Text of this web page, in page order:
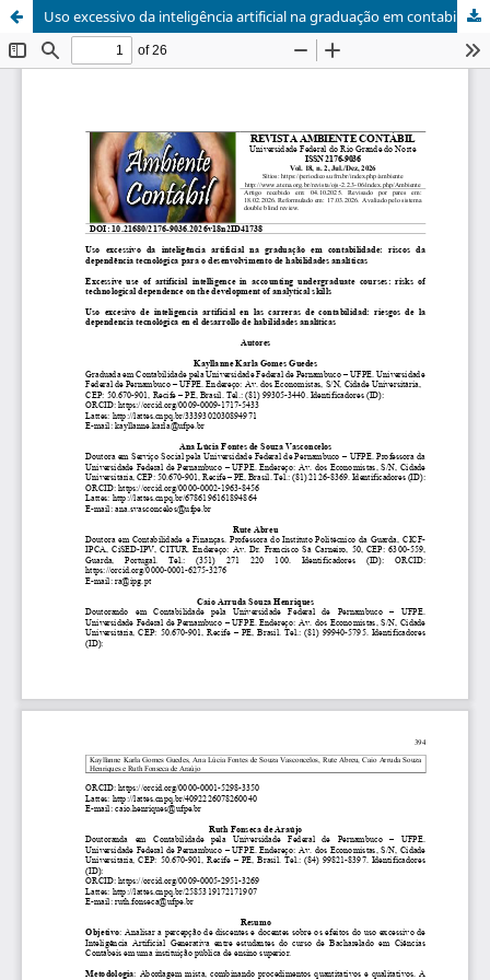
Uso excessivo da inteligência artificial na graduação em contabilidade: riscos da dependência tecnológica para o desenvolvimento de habilidades analíticas